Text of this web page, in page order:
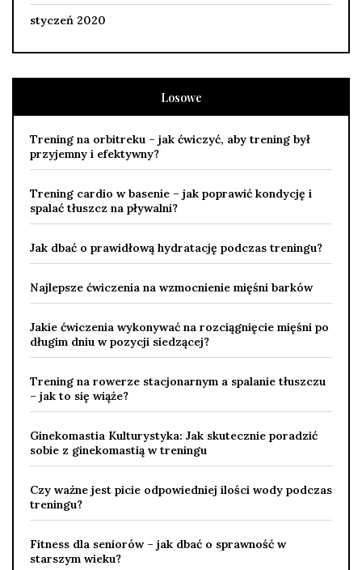
styczeń 2020
Losowe
Trening na orbitreku – jak ćwiczyć, aby trening był
przyjemny i efektywny?
Trening cardio w basenie – jak poprawić kondycję i
spalać tłuszcz na pływalni?
Jak dbać o prawidłową hydratację podczas treningu?
Najlepsze ćwiczenia na wzmocnienie mięśni barków
Jakie ćwiczenia wykonywać na rozciągnięcie mięśni po
długim dniu w pozycji siedzącej?
Trening na rowerze stacjonarnym a spalanie tłuszczu
– jak to się wiąże?
Ginekomastia Kulturystyka: Jak skutecznie poradzić
sobie z ginekomastią w treningu
Czy ważne jest picie odpowiedniej ilości wody podczas
treningu?
Fitness dla seniorów – jak dbać o sprawność w
starszym wieku?